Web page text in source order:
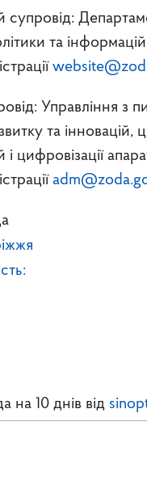
супровід:
та
Управління з
та інновацій,
цифровізації
на 10 днів від